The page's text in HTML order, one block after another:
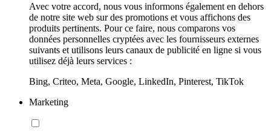
Avec votre accord, nous vous informons également en dehors
de notre site web sur des promotions et vous affichons des
produits pertinents. Pour ce faire, nous comparons vos
données personnelles cryptées avec les fournisseurs externes
suivants et utilisons leurs canaux de publicité en ligne si vous
utilisez déjà leurs services :
Bing, Criteo, Meta, Google, LinkedIn, Pinterest, TikTok
Marketing